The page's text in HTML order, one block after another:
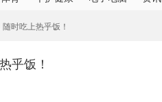
时吃上热乎饭！
乎饭！